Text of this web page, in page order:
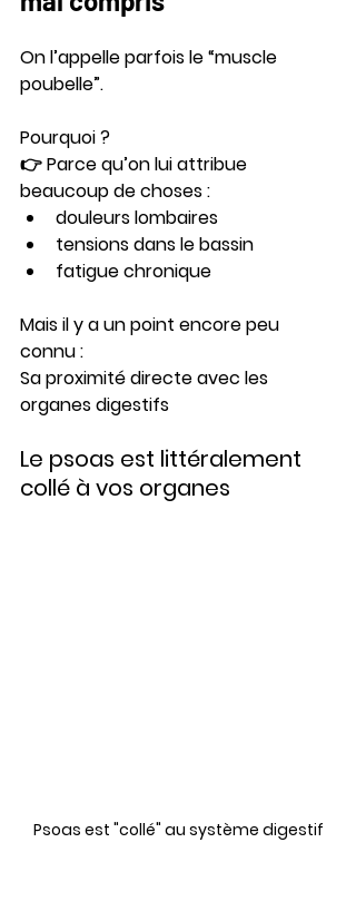
On l’appelle parfois le “muscle
poubelle”.
Pourquoi ?
👉 Parce qu’on lui attribue
beaucoup de choses :
douleurs lombaires
tensions dans le bassin
fatigue chronique
Mais il y a un point encore peu
connu :
Sa proximité directe avec les
organes digestifs
Le psoas est littéralement
collé à vos organes
Psoas est "collé" au système digestif